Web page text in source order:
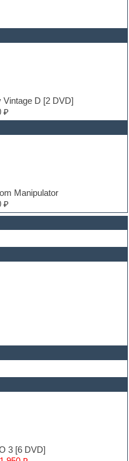
D [2 DVD]
₽
Manipulator
₽
3 [6 DVD]